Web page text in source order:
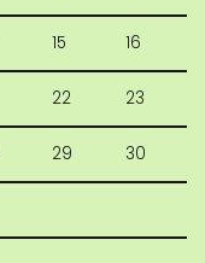
15 16
22 23
29 30